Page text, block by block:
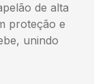
de alta
proteção e
unindo